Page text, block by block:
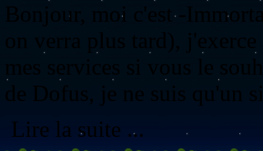
Bonjour, moi c'est -
on verra plus tard),
mes services si vous le
de Dofus, je ne suis qu'un
Lire la suite ...